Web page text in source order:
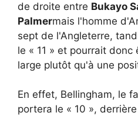
de droite entre Bukayo
Palmermais l'homme
sept de l'Angleterre,
le « 11 » et pourrait
large plutôt qu'à une
En effet, Bellingham, le
portera le « 10 »,